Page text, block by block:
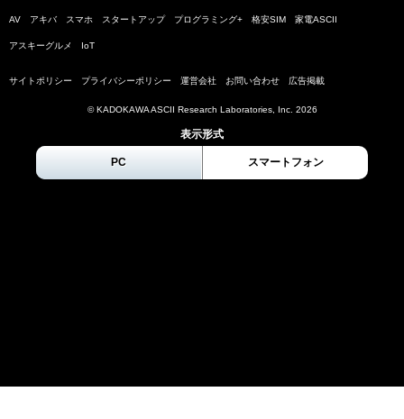
AV アキバ スマホ スタートアップ プログラミング+ 格安SIM 家電ASCII
アスキーグルメ IoT
サイトポリシー プライバシーポリシー 運営会社 お問い合わせ 広告掲載
© KADOKAWA ASCII Research Laboratories, Inc. 2026
表示形式
PC スマートフォン